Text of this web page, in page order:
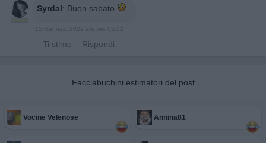
Syrdal: Buon sabato
15 Gennaio 2022 alle ore 05:52
· Ti stimo · Rispondi
Facciabuchini estimatori del post
Vocine Velenose Annina81